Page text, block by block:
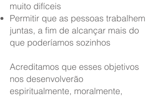
muito difíceis
Permitir que as pessoas trabalhem
juntas, a fim de alcançar mais do
que poderíamos sozinhos
Acreditamos que esses objetivos
nos desenvolverão
espiritualmente, moralmente,